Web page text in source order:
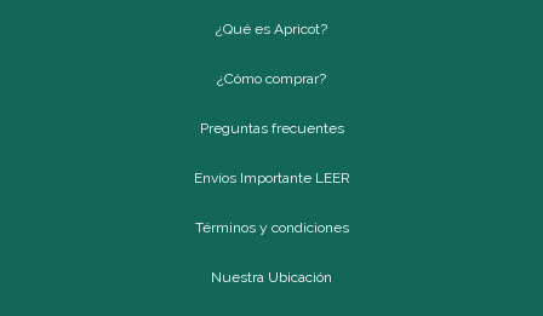
¿Qué es Apricot?
¿Cómo comprar?
Preguntas frecuentes
Envíos Importante LEER
Términos y condiciones
Nuestra Ubicación